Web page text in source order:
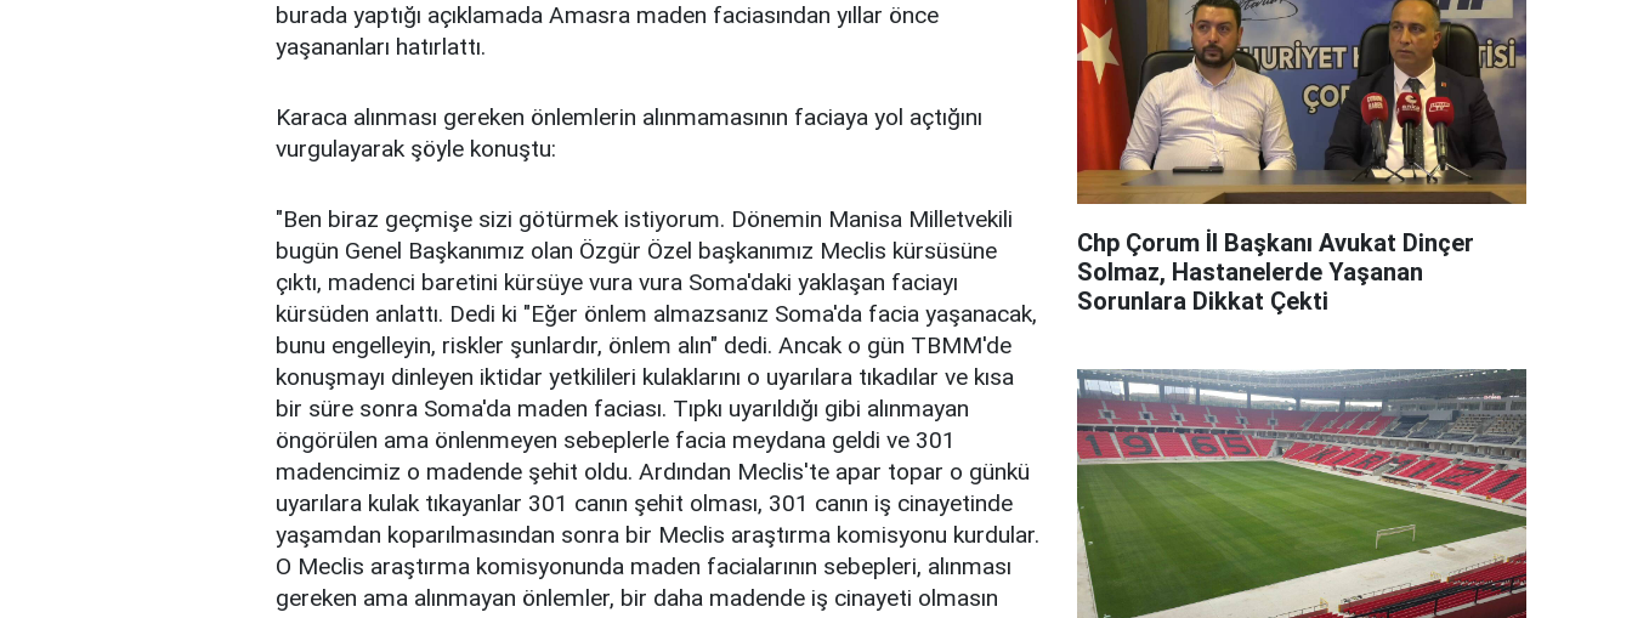
burada yaptığı açıklamada Amasra maden faciasından yıllar önce
yaşananları hatırlattı.
Karaca alınması gereken önlemlerin alınmamasının faciaya yol açtığını
vurgulayarak şöyle konuştu:
"Ben biraz geçmişe sizi götürmek istiyorum. Dönemin Manisa Milletvekili
bugün Genel Başkanımız olan Özgür Özel başkanımız Meclis kürsüsüne
çıktı, madenci baretini kürsüye vura vura Soma'daki yaklaşan faciayı
kürsüden anlattı. Dedi ki "Eğer önlem almazsanız Soma'da facia yaşanacak,
bunu engelleyin, riskler şunlardır, önlem alın" dedi. Ancak o gün TBMM'de
konuşmayı dinleyen iktidar yetkilileri kulaklarını o uyarılara tıkadılar ve kısa
bir süre sonra Soma'da maden faciası. Tıpkı uyarıldığı gibi alınmayan
öngörülen ama önlenmeyen sebeplerle facia meydana geldi ve 301
madencimiz o madende şehit oldu. Ardından Meclis'te apar topar o günkü
uyarılara kulak tıkayanlar 301 canın şehit olması, 301 canın iş cinayetinde
yaşamdan koparılmasından sonra bir Meclis araştırma komisyonu kurdular.
O Meclis araştırma komisyonunda maden facialarının sebepleri, alınması
gereken ama alınmayan önlemler, bir daha madende iş cinayeti olmasın
Chp Çorum İl Başkanı Avukat Dinçer
Solmaz, Hastanelerde Yaşanan
Sorunlara Dikkat Çekti